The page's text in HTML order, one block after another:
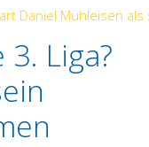
Daniel Mühleisen
Liga?